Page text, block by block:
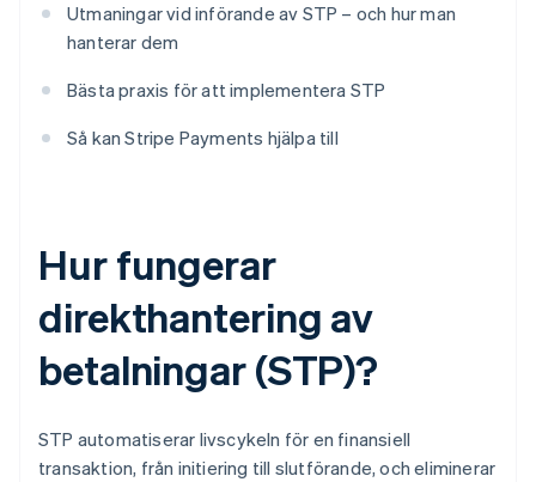
Utmaningar vid införande av STP – och hur man
hanterar dem
Bästa praxis för att implementera STP
Så kan Stripe Payments hjälpa till
Hur fungerar
direkthantering av
betalningar (STP)?
STP automatiserar livscykeln för en finansiell
transaktion, från initiering till slutförande, och eliminerar